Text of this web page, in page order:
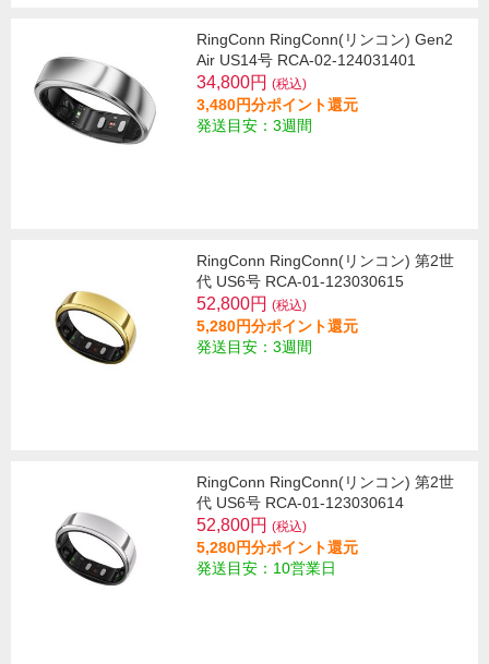
RingConn RingConn(リンコン) Gen2
Air US14号 RCA-02-124031401
34,800円 (税込)
3,480円分ポイント還元
発送目安：3週間
RingConn RingConn(リンコン) 第2世
代 US6号 RCA-01-123030615
52,800円 (税込)
5,280円分ポイント還元
発送目安：3週間
RingConn RingConn(リンコン) 第2世
代 US6号 RCA-01-123030614
52,800円 (税込)
5,280円分ポイント還元
発送目安：10営業日